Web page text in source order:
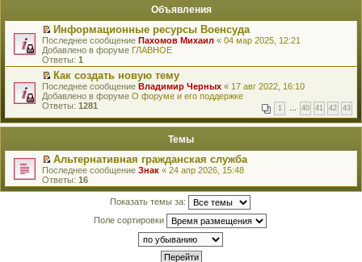
Объявления
П
е
р
е
й
т
и
к
е
о
м
у
н
е
Информационные ресурсы Военсуда
Последнее сообщение Пахомов Михаил « 04 мар 2025, 12:21
Добавлено в форуме ГЛАВНОЕ
Ответы: 1
П
е
р
й
к
п
е
р
в
Как создать новую тему
Последнее сообщение Владимир Черных « 17 авг 2022, 16:10
Добавлено в форуме О форуме и его поддержке
Ответы: 1281 1 … 40 41 42 43
Темы
П
е
р
Альтернативная гражданская служба
Последнее сообщение Знак « 24 апр 2026, 15:48
Ответы: 16
Показать темы за:
Поле сортировки